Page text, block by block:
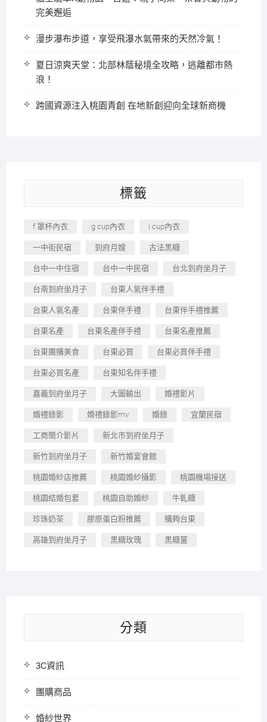
完美邂逅
漫步瀑布步道，享受飛瀑水氣帶來的天然冷氣！
夏日涼爽天堂：北部林蔭秘境全攻略，逃離都市熱
浪！
跨國資源注入桃園青創 在地新創迎向全球新商機
標籤
f 罩杯內衣 g cup內衣 i cup內衣
一中街民宿 到府月嫂 古法黑糖
台中一中住宿 台中一中民宿 台北到府坐月子
台南到府坐月子 台東人氣伴手禮
台東人氣名產 台東伴手禮 台東伴手禮推薦
台東名產 台東名產伴手禮 台東名產推薦
台東團購美食 台東必買 台東必買伴手禮
台東必買名產 台東知名伴手禮
嘉義到府坐月子 大圖輸出 婚禮影片
婚禮錄影 婚禮錄影mv 婚錄 宜蘭民宿
工商簡介影片 新北市到府坐月子
新竹到府坐月子 新竹婚宴會館
桃園婚紗店推薦 桃園婚紗攝影 桃園機場接送
桃園結婚包套 桃園自助婚紗 牛軋糖
珍珠奶茶 膠原蛋白粉推薦 購夠台東
高雄到府坐月子 黑糖玫瑰 黑糖薑
分類
3C資訊
團購商品
婚紗世界